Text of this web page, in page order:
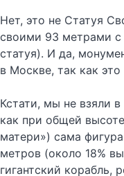
Нет, это не Статуя
своими 93 метрами
статуя). И да,
в Москве, так как
Кстати, мы не взяли
как при общей
матери») сама
метров (около 18%
гигантский корабль,